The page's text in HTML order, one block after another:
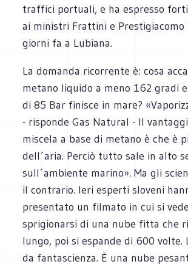
traffici portuali, e ha espresso
ai ministri Frattini e Prestigiacomo
giorni fa a Lubiana.
La domanda ricorrente è: cosa
metano liquido a meno 162 gradi
di 85 Bar finisce in mare?
- risponde Gas Natural - Il
miscela a base di metano è che è
dell´aria. Perciò tutto sale in alto
sull´ambiente marino». Ma gli
il contrario. Ieri esperti sloveni
presentato un filmato in cui si
sprigionarsi di una nube fitta che
lungo, poi si espande di 600 volte.
da fantascienza. È una nube